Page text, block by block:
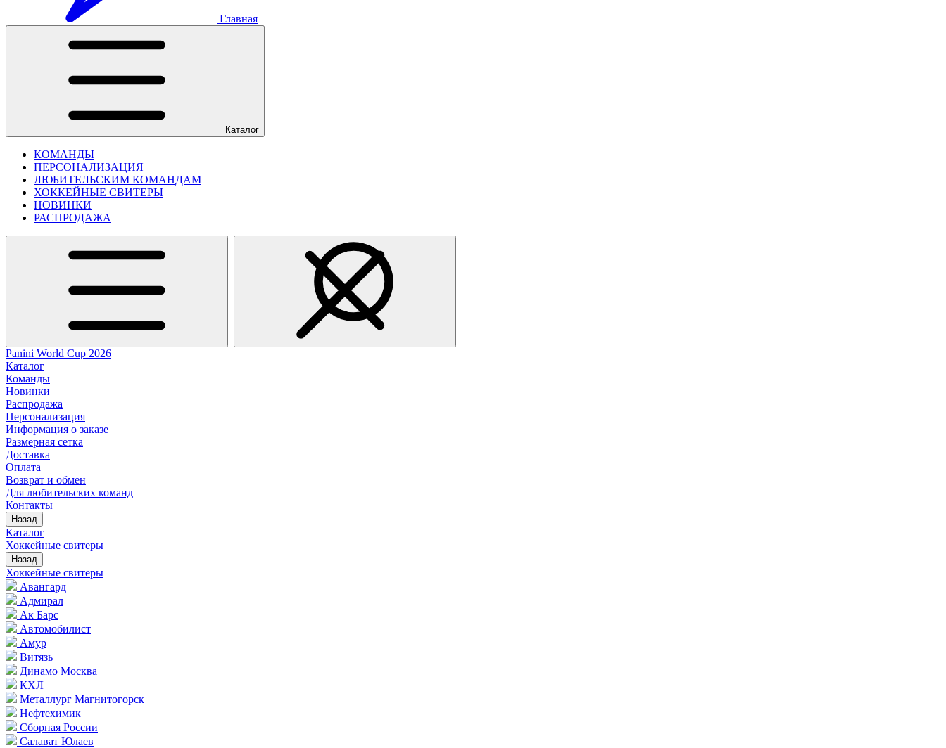
Главная
Каталог
КОМАНДЫ
ПЕРСОНАЛИЗАЦИЯ
ЛЮБИТЕЛЬСКИМ КОМАНДАМ
ХОККЕЙНЫЕ СВИТЕРЫ
НОВИНКИ
РАСПРОДАЖА
Panini World Cup 2026
Каталог
Команды
Новинки
Распродажа
Персонализация
Информация о заказе
Размерная сетка
Доставка
Оплата
Возврат и обмен
Для любительских команд
Контакты
Назад
Каталог
Хоккейные свитеры
Назад
Хоккейные свитеры
Авангард
Адмирал
Ак Барс
Автомобилист
Амур
Витязь
Динамо Москва
КХЛ
Металлург Магнитогорск
Нефтехимик
Сборная России
Салават Юлаев